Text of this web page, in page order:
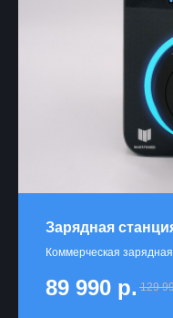
Зарядная
Коммерческая
89 990 р. 129